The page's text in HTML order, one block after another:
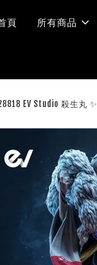
頁 所有商品
EV Studio 殺生丸 ✨